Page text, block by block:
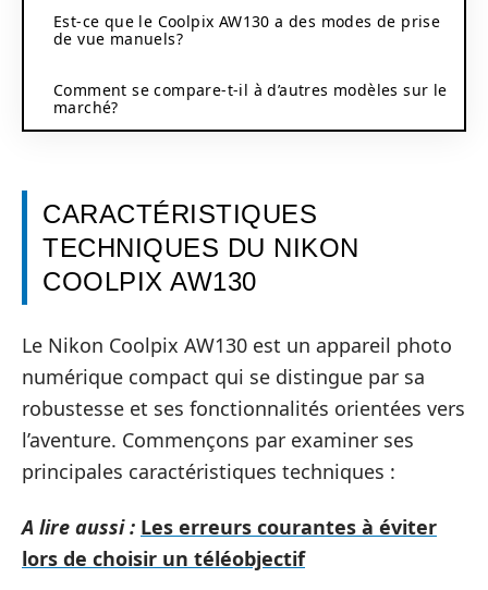
Est-ce que le Coolpix AW130 a des modes de prise
de vue manuels?
Comment se compare-t-il à d’autres modèles sur le
marché?
CARACTÉRISTIQUES
TECHNIQUES DU NIKON
COOLPIX AW130
Le Nikon Coolpix AW130 est un appareil photo
numérique compact qui se distingue par sa
robustesse et ses fonctionnalités orientées vers
l’aventure. Commençons par examiner ses
principales caractéristiques techniques :
A lire aussi : Les erreurs courantes à éviter
lors de choisir un téléobjectif